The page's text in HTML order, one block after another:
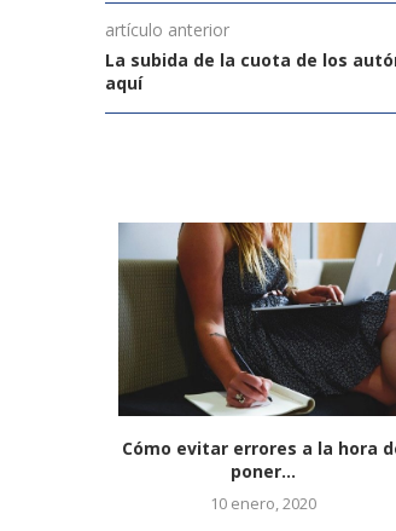
artículo anterior
La subida de la cuota de los
aquí
Cómo evitar errores a la hora
poner...
10 enero, 2020